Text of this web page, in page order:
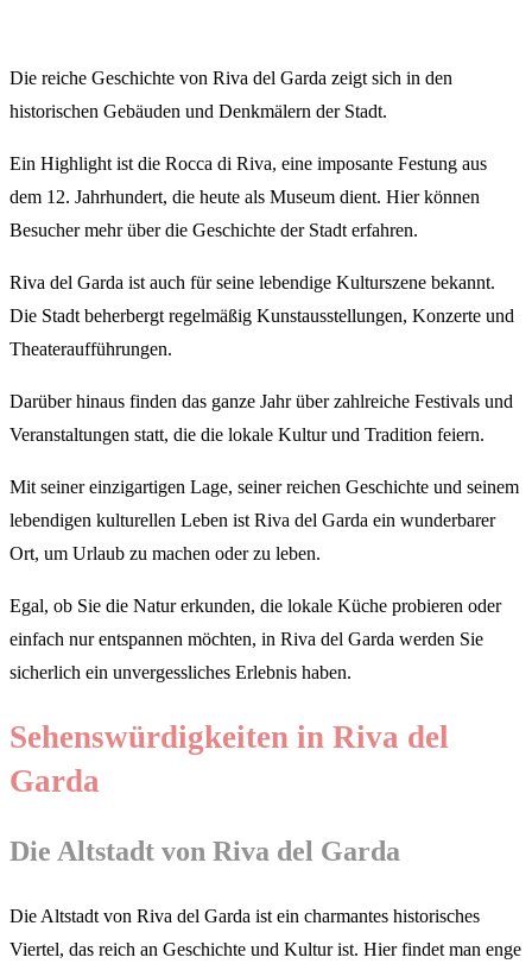
Die reiche Geschichte von Riva del Garda zeigt sich in den
historischen Gebäuden und Denkmälern der Stadt.
Ein Highlight ist die Rocca di Riva, eine imposante Festung aus
dem 12. Jahrhundert, die heute als Museum dient. Hier können
Besucher mehr über die Geschichte der Stadt erfahren.
Riva del Garda ist auch für seine lebendige Kulturszene bekannt.
Die Stadt beherbergt regelmäßig Kunstausstellungen, Konzerte und
Theateraufführungen.
Darüber hinaus finden das ganze Jahr über zahlreiche Festivals und
Veranstaltungen statt, die die lokale Kultur und Tradition feiern.
Mit seiner einzigartigen Lage, seiner reichen Geschichte und seinem
lebendigen kulturellen Leben ist Riva del Garda ein wunderbarer
Ort, um Urlaub zu machen oder zu leben.
Egal, ob Sie die Natur erkunden, die lokale Küche probieren oder
einfach nur entspannen möchten, in Riva del Garda werden Sie
sicherlich ein unvergessliches Erlebnis haben.
Sehenswürdigkeiten in Riva del
Garda
Die Altstadt von Riva del Garda
Die Altstadt von Riva del Garda ist ein charmantes historisches
Viertel, das reich an Geschichte und Kultur ist. Hier findet man enge